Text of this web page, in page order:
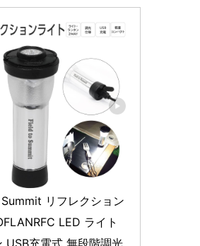
リフレクション
LED ライト
USB充電式 無段階調光